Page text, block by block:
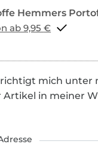
Portoflat schon ab 9,95 €
mich unter
Artikel in meiner